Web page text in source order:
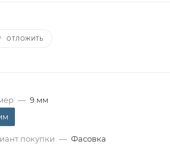
ОТЛОЖИТЬ
— 9 мм
покупки — Фасовка